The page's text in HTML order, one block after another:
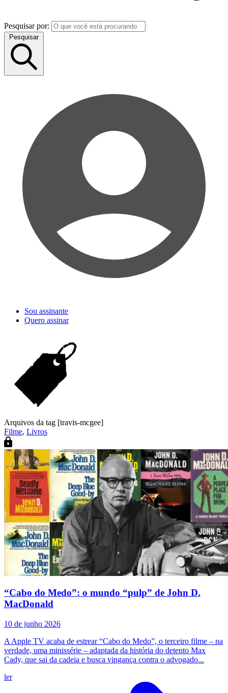
Pesquisar por:
Pesquisar
Sou assinante
Quero assinar
Arquivos da tag [travis-mcgee]
Filme, Livros
“Cabo do Medo”: o mundo “pulp” de John D.
MacDonald
10 de junho 2026
A Apple TV acaba de estrear “Cabo do Medo”, o terceiro filme – na
verdade, uma minissérie – adaptada da história do detento Max
Cady, que sai da cadeia e busca vingança contra o advogado...
ler